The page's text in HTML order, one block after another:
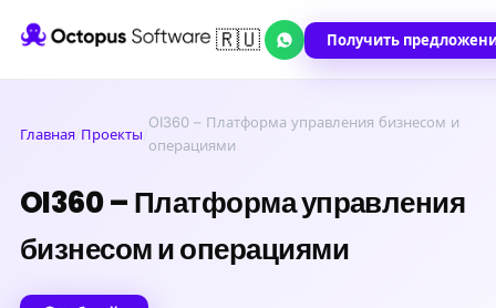
🇷🇺 Получить
Главная/Проекты/
OI360 – Платформа управления бизнесом и
операциями
OI360 – Платформа управления
бизнесом и операциями